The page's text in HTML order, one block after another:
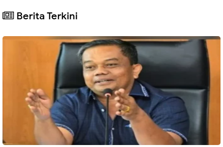
Berita Terkini